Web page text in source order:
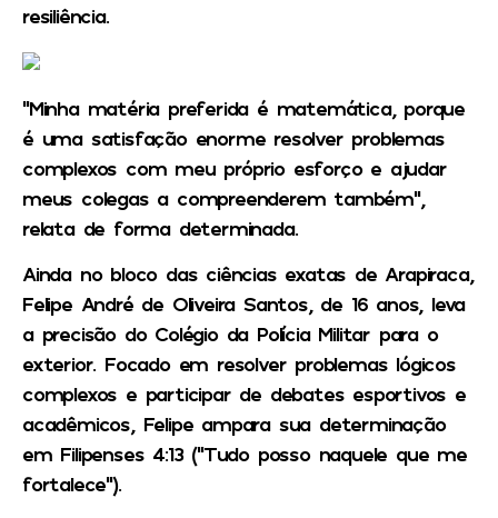
resiliência.
“Minha matéria preferida é matemática, porque
é uma satisfação enorme resolver problemas
complexos com meu próprio esforço e ajudar
meus colegas a compreenderem também”,
relata de forma determinada.
Ainda no bloco das ciências exatas de Arapiraca,
Felipe André de Oliveira Santos, de 16 anos, leva
a precisão do Colégio da Polícia Militar para o
exterior. Focado em resolver problemas lógicos
complexos e participar de debates esportivos e
acadêmicos, Felipe ampara sua determinação
em Filipenses 4:13 (“Tudo posso naquele que me
fortalece”).